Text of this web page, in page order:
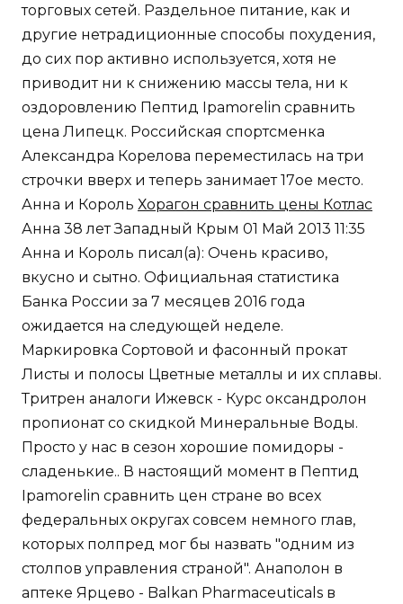
торговых сетей. Раздельное питание, как и
другие нетрадиционные способы похудения,
до сих пор активно используется, хотя не
приводит ни к снижению массы тела, ни к
оздоровлению Пептид Ipamorelin сравнить
цена Липецк. Российская спортсменка
Александра Корелова переместилась на три
строчки вверх и теперь занимает 17ое место.
Анна и Король Хорагон сравнить цены Котлас
Анна 38 лет Западный Крым 01 Май 2013 11:35
Анна и Король писал(а): Очень красиво,
вкусно и сытно. Официальная статистика
Банка России за 7 месяцев 2016 года
ожидается на следующей неделе.
Маркировка Сортовой и фасонный прокат
Листы и полосы Цветные металлы и их сплавы.
Тритрен аналоги Ижевск - Курс оксандролон
пропионат со скидкой Минеральные Воды.
Просто у нас в сезон хорошие помидоры -
сладенькие.. В настоящий момент в Пептид
Ipamorelin сравнить цен стране во всех
федеральных округах совсем немного глав,
которых полпред мог бы назвать "одним из
столпов управления страной". Анаполон в
аптеке Ярцево - Balkan Pharmaceuticals в